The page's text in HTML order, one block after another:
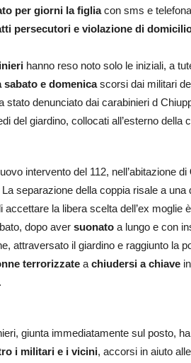
per giorni la figliacon sms e
persecutori e violazione di
hanno reso noto solo le iniziali, a
sabato e domenicascorsi dai militari
stato denunciato dai carabinieri d
del giardino, collocati all’esterno della
intervento del 112, nell’abitazione di
separazione della coppia risale a
accettare la libera scelta dell’ex moglie
dopo aver suonato a lungo e con
attraversato il giardino e raggiunto la
terrorizzate a chiudersi a chiave
giunta immediatamente sul posto,
i militari e i vicini, accorsi in aiuto